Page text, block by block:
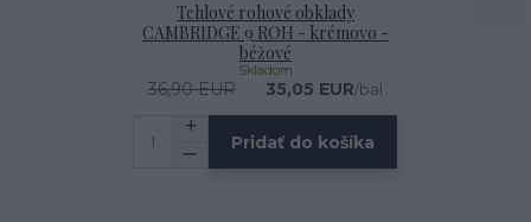
Tehlové rohové obklady
CAMBRIDGE 9 ROH - krémovo -
béžové
36,90 EUR 35,05 EUR/bal
Skladom
Pridať do košíka